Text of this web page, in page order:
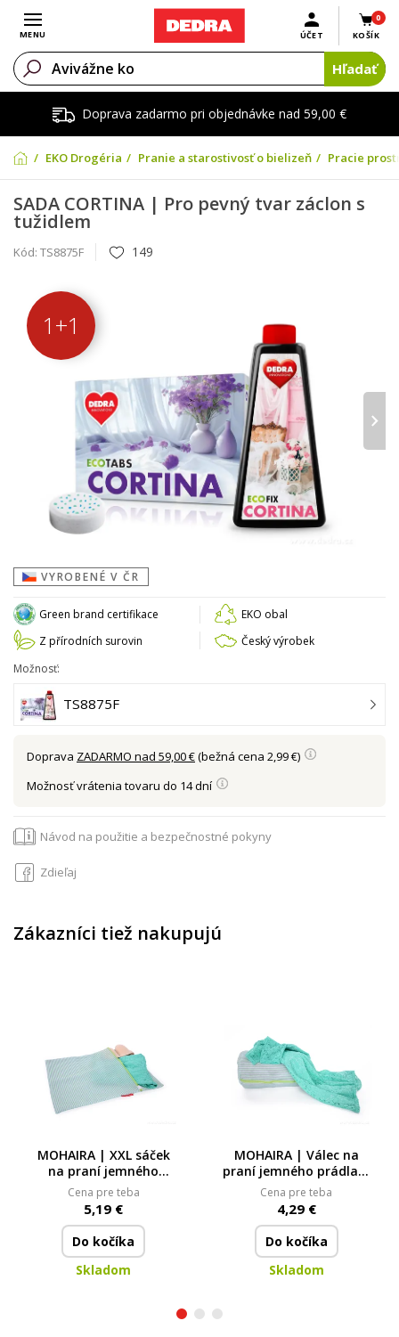
Doprava zadarmo pri objednávke nad 59,00 €
Otvoriť menu
MENU
0
KOŠÍK
ÚČET
Hľadať
EKO Drogéria Pranie a starostivosť o bielizeň Pracie
SADA CORTINA | Pro pevný tvar záclon s
tužidlem
Kód: TS8875F 149
1+1
›
VYROBENÉ V ČR
Green brand certifikace
EKO obal
Z přírodních surovin
Český výrobek
Možnosť:
TS8875F
Doprava ZADARMO nad 59,00 €(bežná cena 2,99 €)
Možnosť vrátenia tovaru do 14 dní
Návod na použitie a bezpečnostné pokyny
Zdieľaj
Zákazníci tiež nakupujú
MOHAIRA | XXL sáček
na praní jemného
prádla | sendvičová
síťovina & zip | 47 × 60
cm
Cena pre teba
5,19 €
Do kočíka
Skladom
MOHAIRA | Válec na
praní jemného prádla &
obuvi | odolná
sendvičová síťovina &
zip | 22 × 33 cm
Cena pre teba
4,29 €
Do kočíka
Skladom